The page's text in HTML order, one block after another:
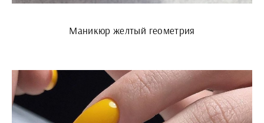
Маникюр желтый геометрия